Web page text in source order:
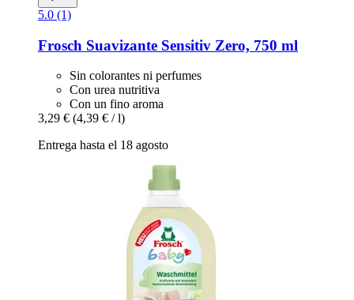
5.0 (1)
Frosch Suavizante Sensitiv Zero, 750 ml
Sin colorantes ni perfumes
Con urea nutritiva
Con un fino aroma
3,29 € (4,39 € / l)
Entrega hasta el 18 agosto